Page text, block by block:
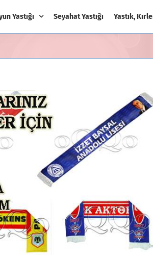
Yastığı Seyahat Yastığı Yastık,